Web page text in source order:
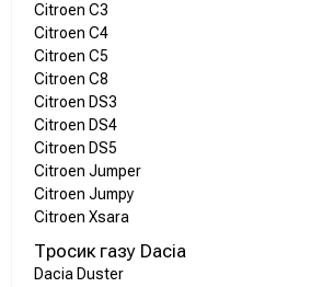
Citroen C3
Citroen C4
Citroen C5
Citroen C8
Citroen DS3
Citroen DS4
Citroen DS5
Citroen Jumper
Citroen Jumpy
Citroen Xsara
Тросик газу Dacia
Dacia Duster